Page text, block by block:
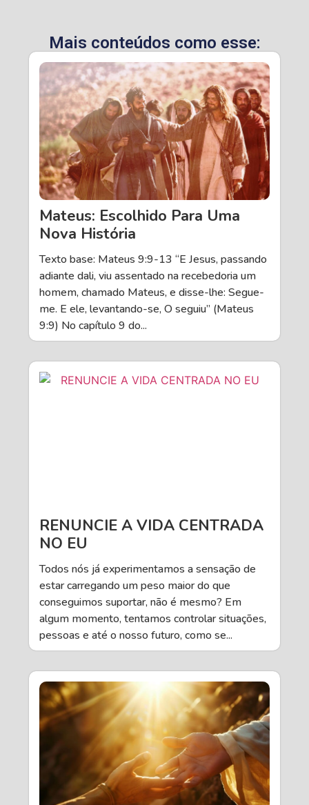
Mais conteúdos como esse:
Mateus: Escolhido Para Uma
Nova História
Texto base: Mateus 9:9-13 “E Jesus, passando
adiante dali, viu assentado na recebedoria um
homem, chamado Mateus, e disse-lhe: Segue-
me. E ele, levantando-se, O seguiu” (Mateus
9:9) No capítulo 9 do...
RENUNCIE A VIDA CENTRADA
NO EU
Todos nós já experimentamos a sensação de
estar carregando um peso maior do que
conseguimos suportar, não é mesmo? Em
algum momento, tentamos controlar situações,
pessoas e até o nosso futuro, como se...